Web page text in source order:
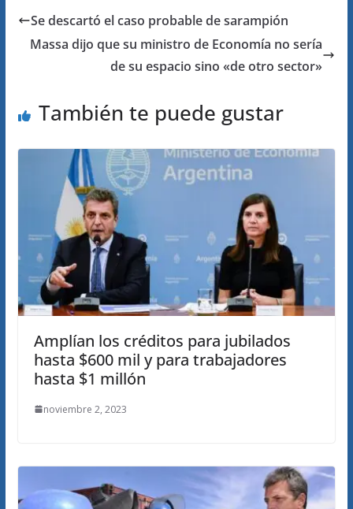
Se descartó el caso probable de sarampión
Massa dijo que su ministro de Economía no sería
de su espacio sino «de otro sector»
También te puede gustar
Amplían los créditos para jubilados
hasta $600 mil y para trabajadores
hasta $1 millón
noviembre 2, 2023